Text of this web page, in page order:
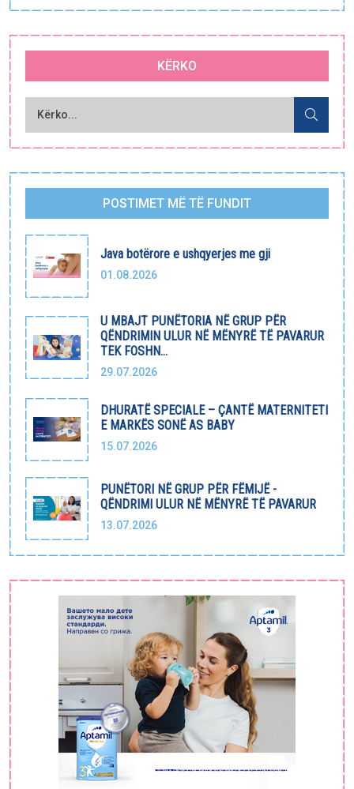
KËRKO
POSTIMET MË TË FUNDIT
Java botërore e ushqyerjes me gji
01.08.2026
U MBAJT PUNËTORIA NË GRUP PËR
QËNDRIMIN ULUR NË MËNYRË TË PAVARUR
TEK FOSHN...
29.07.2026
DHURATË SPECIALE – ÇANTË MATERNITETI
E MARKËS SONË AS BABY
15.07.2026
PUNËTORI NË GRUP PËR FËMIJË -
QËNDRIMI ULUR NË MËNYRË TË PAVARUR
13.07.2026